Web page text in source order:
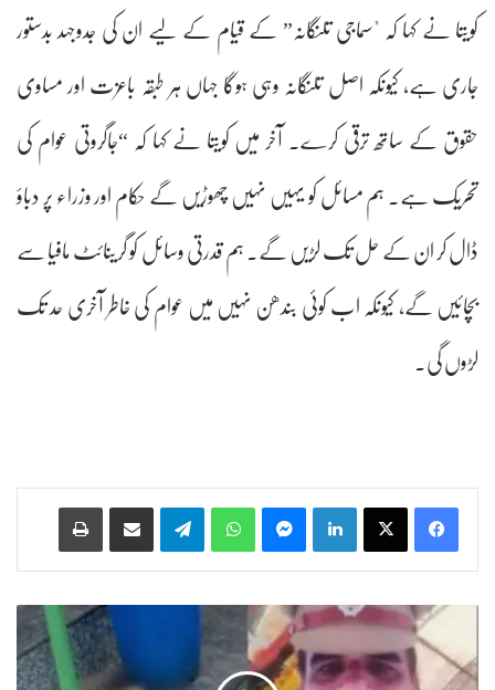
کویتا نے کہا کہ "سماجی تلنگانہ” کے قیام کے لیے ان کی جدوجہد بدستور
جاری ہے، کیونکہ اصل تلنگانہ وہی ہوگا جہاں ہر طبقہ باعزت اور مساوی
حقوق کے ساتھ ترقی کرے۔ آخر میں کویتا نے کہا کہ “جاگروتی عوام کی
تحریک ہے۔ ہم مسائل کو یہیں نہیں چھوڑیں گے حکام اور وزراء پر دباؤ
ڈال کر ان کے حل تک لڑیں گے۔ ہم قدرتی وسائل کو گرینائٹ مافیا سے
بچائیں گے، کیونکہ اب کوئی بندھن نہیں میں عوام کی خاطر آخری حد تک
لڑوں گی۔
LinkedIn
WhatsApp
Telegram
ت
ن